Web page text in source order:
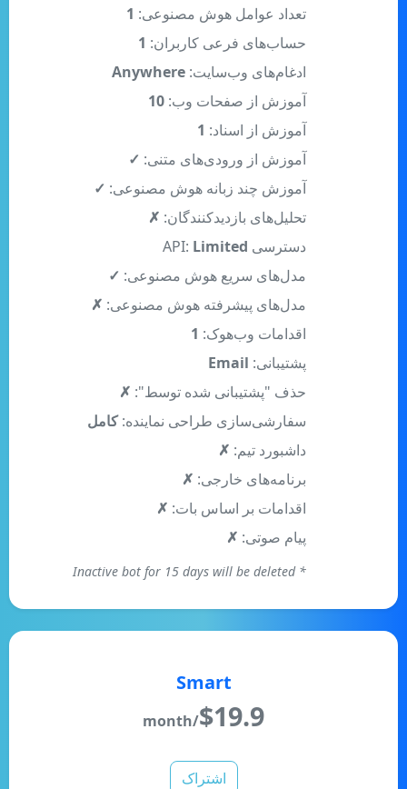
حساب‌های فرعی کاربران:1
ادغام‌های وب‌سایت:Anywhere
آموزش از صفحات وب:10
آموزش از اسناد:1
آموزش از ورودی‌های متنی:
آموزش چند زبانه هوش مصنوعی:
تحلیل‌های بازدیدکنندگان:✗
دسترسی API: Limited
مدل‌های سریع هوش مصنوعی:
مدل‌های پیشرفته هوش مصنوعی:
اقدامات وب‌هوک:1
پشتیبانی:Email
حذف "پشتیبانی شده توسط":
سفارشی‌سازی طراحی نماینده:
داشبورد تیم:✗
برنامه‌های خارجی:
اقدامات بر اساس بات:
پیام صوتی:✗
* Inactive bot for 15 days will be deleted
$19.9
/month